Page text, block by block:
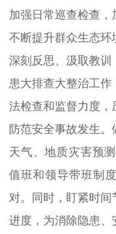
加强日常巡查检查，
不断提升群众生态环
深刻反思、汲取教
患大排查大整治工
法检查和监督力度
防范安全事故发生
天气、地质灾害预
值班和领导带班制
对。同时，盯紧时
进度，为消除隐患